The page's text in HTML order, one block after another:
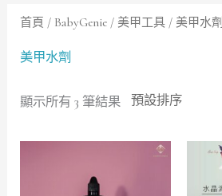
首頁 / BabyGenie / 美甲工具 / 美甲水劑
美甲水劑
顯示所有 3 筆結果